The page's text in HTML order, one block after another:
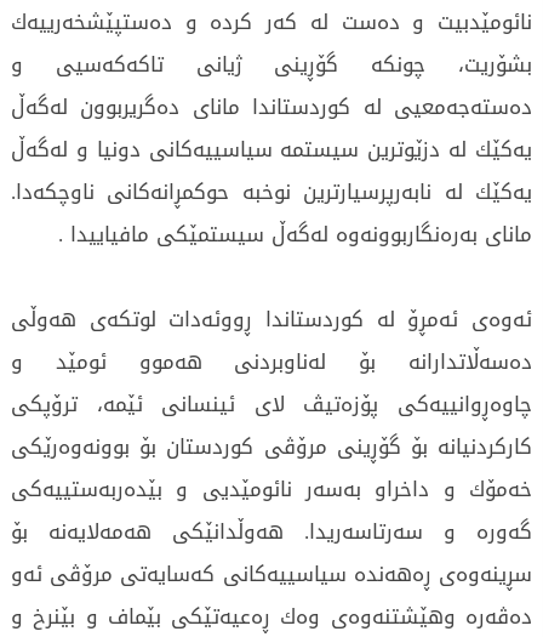
نائومێدبیت و دەست لە كەر كردە و دەستپێشخەرییەك
بشۆریت، چونكە گۆڕینی ژیانی تاكەكەسیی و
دەستەجەمعیی لە كوردستاندا مانای دەگریربوون لەگەڵ
یەكێك لە دزێوترین سیستمە سیاسییەكانی دونیا و لەگەڵ
یەكێك لە نابەرپرسیارترین نوخبە حوكمڕانەكانی ناوچكەدا.
مانای بەرەنگاربوونەوە لەگەڵ سیستمێكی مافیاییدا .
ئەوەی ئەمڕۆ لە كوردستاندا ڕووئەدات لوتكەی ھەوڵی
دەسەڵاتدارانە بۆ لەناوبردنی ھەموو ئومێد و
چاوەڕوانییەكی پۆزەتیڤ لای ئینسانی ئێمە، ترۆپكی
كاركردنیانە بۆ گۆڕینی مرۆڤی كوردستان بۆ بوونەوەرێكی
خەمۆك و داخراو بەسەر نائومێدیی و بێدەربەستییەكی
گەورە و سەرتاسەریدا. ھەوڵدانێكی ھەمەلایەنە بۆ
سڕینەوەی ڕەھەندە سیاسییەكانی كەسایەتی مرۆڤی ئەو
دەڤەرە وھێشتنەوەی وەك ڕەعیەتێكی بێماف و بێنرخ و